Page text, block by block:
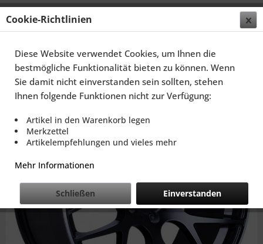
SCHMIDT FELGEN 20 ZOLL GAMBIT FÜR JAGUAR XJ
TYP NNA, SATINBLACK HORNPOLIERT
Cookie-Richtlinien
Diese Website verwendet Cookies, um Ihnen die
bestmögliche Funktionalität bieten zu können. Wenn
Sie damit nicht einverstanden sein sollten, stehen
Ihnen folgende Funktionen nicht zur Verfügung:
Artikel in den Warenkorb legen
Merkzettel
Artikelempfehlungen und vieles mehr
Mehr Informationen
Einverstanden
Schließen